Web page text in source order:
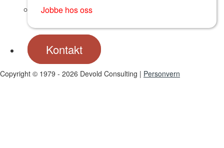
Jobbe hos oss
Kontakt
Copyright © 1979 - 2026 Devold Consulting | Personvern